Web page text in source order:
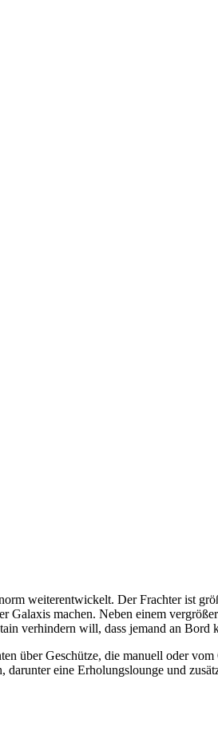
weiterentwickelt. Der Frachter ist
machen. Neben einem
verhindern will, dass jemand an
über Geschütze, die manuell oder
eine Erholungslounge und